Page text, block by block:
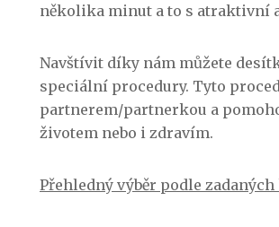
několika minut a to s atraktivní
Navštívit díky nám můžete
speciální procedury. Tyto
partnerem/partnerkou a
životem nebo i zdravím.
Přehledný výběr podle